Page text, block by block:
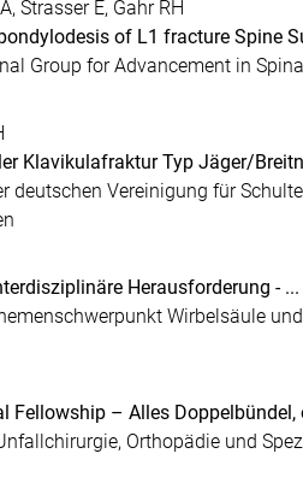
Strasser E, Gahr RH
of L1 fracture Spine
Group for Advancement in
Klavikulafraktur Typ Jäger/
deutschen Vereinigung für
Herausforderung -
Wirbelsäule
Fellowship – Alles Doppelbündel,
Orthopädie und